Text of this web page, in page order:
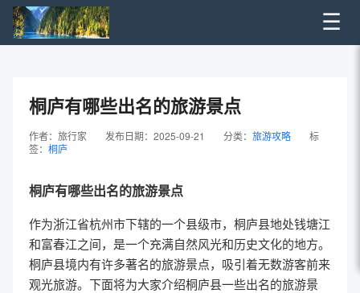
☰
桐庐有哪些出名的旅游景点
作者：旅行家 发布日期：2025-09-21 分类： 旅游攻略
标
签： 桐庐
桐庐有哪些出名的旅游景点
作为浙江省杭州市下辖的一个县级市，桐庐县地处钱塘江
和富春江之间，是一个充满自然风光和历史文化的地方。
桐庐县境内有许多著名的旅游景点，吸引着无数游客前来
观光旅游。下面将为大家介绍桐庐县一些出名的旅游景